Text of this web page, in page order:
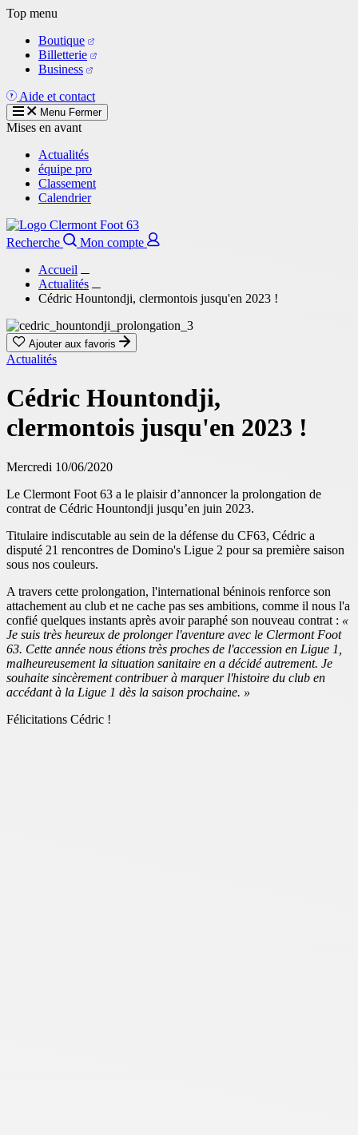
Aller
contenu
principal
Top menu
Boutique
Billetterie
Business
Aide et contact
Menu Fermer
Mises en avant
Actualités
équipe pro
Classement
Calendrier
Recherche
Mon compte
Accueil
Actualités
Cédric Hountondji, clermontois jusqu'en 2023 !
Ajouter aux favoris
Actualités
Cédric Hountondji,
clermontois jusqu'en 2023 !
Mercredi 10/06/2020
Le Clermont Foot 63 a le plaisir d’annoncer la prolongation de
contrat de Cédric Hountondji jusqu’en juin 2023.
Titulaire indiscutable au sein de la défense du CF63, Cédric a
disputé 21 rencontres de Domino's Ligue 2 pour sa première saison
sous nos couleurs.
A travers cette prolongation, l'international béninois renforce son
attachement au club et ne cache pas ses ambitions, comme il nous l'a
confié quelques instants après avoir paraphé son nouveau contrat : «
Je suis très heureux de prolonger l'aventure avec le Clermont Foot
63. Cette année nous étions très proches de l'accession en Ligue 1,
malheureusement la situation sanitaire en a décidé autrement. Je
souhaite sincèrement contribuer à marquer l'histoire du club en
accédant à la Ligue 1 dès la saison prochaine. »
Félicitations Cédric !